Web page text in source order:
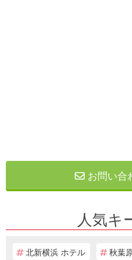
お問い合
人気キ
北新横浜 ホテル 秋葉